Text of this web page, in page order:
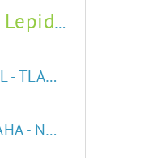
Lepidlo na jedlý papír
Jedlý papír PAW PATROL - TLAPKOVÁ PATROLA
Jedlý papír SPARTA PRAHA - NOVÝ ZNAK